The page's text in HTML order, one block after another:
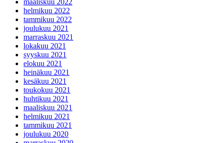
maaliskuu 2022
helmikuu 2022
tammikuu 2022
joulukuu 2021
marraskuu 2021
lokakuu 2021
syyskuu 2021
elokuu 2021
heinäkuu 2021
kesäkuu 2021
toukokuu 2021
huhtikuu 2021
maaliskuu 2021
helmikuu 2021
tammikuu 2021
joulukuu 2020